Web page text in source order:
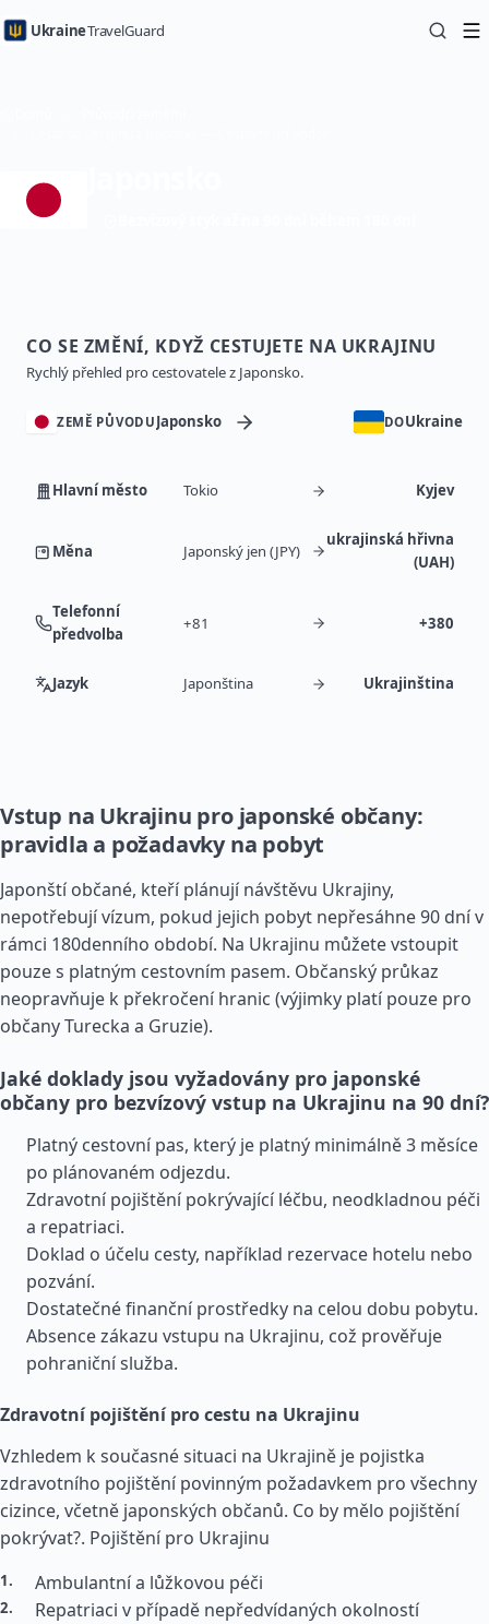
UkraineTravelGuard
CO SE ZMĚNÍ, KDYŽ CESTUJETE NA UKRAJINU
Rychlý přehled pro cestovatele z Japonsko.
ZEMĚ PŮVODU Japonsko DOUkraine
Hlavní město Tokio Kyjev
Měna Japonský jen (JPY)
ukrajinská hřivna
(UAH)
Telefonní
předvolba
+81 +380
Jazyk Japonština Ukrajinština
Vstup na Ukrajinu pro japonské občany:
pravidla a požadavky na pobyt
Japonští občané, kteří plánují návštěvu Ukrajiny,
nepotřebují vízum, pokud jejich pobyt nepřesáhne 90 dní v
rámci 180denního období. Na Ukrajinu můžete vstoupit
pouze s platným cestovním pasem. Občanský průkaz
neopravňuje k překročení hranic (výjimky platí pouze pro
občany Turecka a Gruzie).
Jaké doklady jsou vyžadovány pro japonské
občany pro bezvízový vstup na Ukrajinu na 90 dní?
Platný cestovní pas, který je platný minimálně 3 měsíce
po plánovaném odjezdu.
Zdravotní pojištění pokrývající léčbu, neodkladnou péči
a repatriaci.
Doklad o účelu cesty, například rezervace hotelu nebo
pozvání.
Dostatečné finanční prostředky na celou dobu pobytu.
Absence zákazu vstupu na Ukrajinu, což prověřuje
pohraniční služba.
Zdravotní pojištění pro cestu na Ukrajinu
Vzhledem k současné situaci na Ukrajině je pojistka
zdravotního pojištění povinným požadavkem pro všechny
cizince, včetně japonských občanů. Co by mělo pojištění
pokrývat?. Pojištění pro Ukrajinu
Ambulantní a lůžkovou péči
Repatriaci v případě nepředvídaných okolností